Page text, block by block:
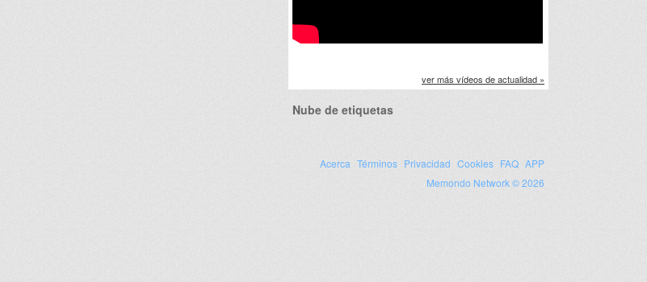
ver más vídeos de actualidad »
Nube de etiquetas
Acerca Términos Privacidad Cookies FAQ APP
Memondo Network © 2026